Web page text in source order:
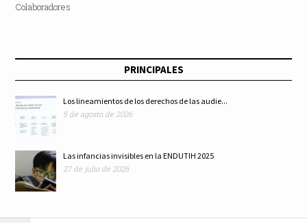
Colaboradores
PRINCIPALES
Los lineamientos de los derechos de las audie...
5 de agosto de 2026
Las infancias invisibles en la ENDUTIH 2025
27 de julio de 2026